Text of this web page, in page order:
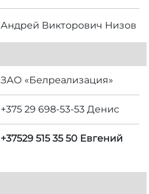
Андрей Викторович Низов
ЗАО «Белреализация»
+375 29 698-53-53 Денис
+37529 515 35 50 Евгений